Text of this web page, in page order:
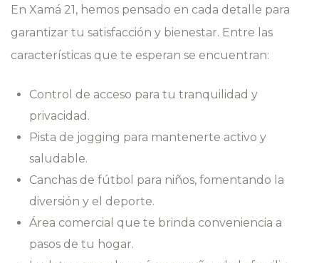
En Xamá 21, hemos pensado en cada detalle para
garantizar tu satisfacción y bienestar. Entre las
características que te esperan se encuentran:
Control de acceso para tu tranquilidad y
privacidad.
Pista de jogging para mantenerte activo y
saludable.
Canchas de fútbol para niños, fomentando la
diversión y el deporte.
Área comercial que te brinda conveniencia a
pasos de tu hogar.